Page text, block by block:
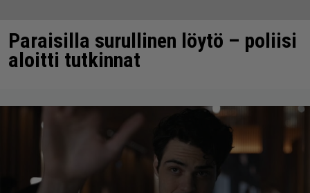
Paraisilla surullinen löytö – poliisi
aloitti tutkinnat